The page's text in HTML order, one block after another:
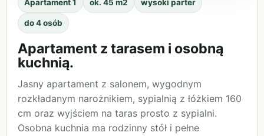
Apartament 1 ok. 45 m2 wysoki parter
do 4 osób
Apartament z tarasem i osobną
kuchnią.
Jasny apartament z salonem, wygodnym
rozkładanym narożnikiem, sypialnią z łóżkiem 160
cm oraz wyjściem na taras prosto z sypialni.
Osobna kuchnia ma rodzinny stół i pełne